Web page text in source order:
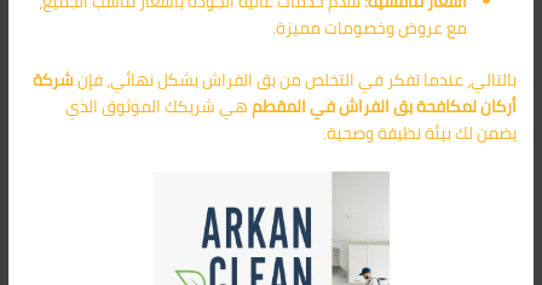
مع عروض وخصومات مميزة.
بالتالي، عندما تفكر في التخلص من بق الفراش بشكل نهائي، فإنشركة
أركان لمكافحة بق الفراش في المقطمهي شريكك الموثوق الذي
يضمن لك بيئة نظيفة وصحية.